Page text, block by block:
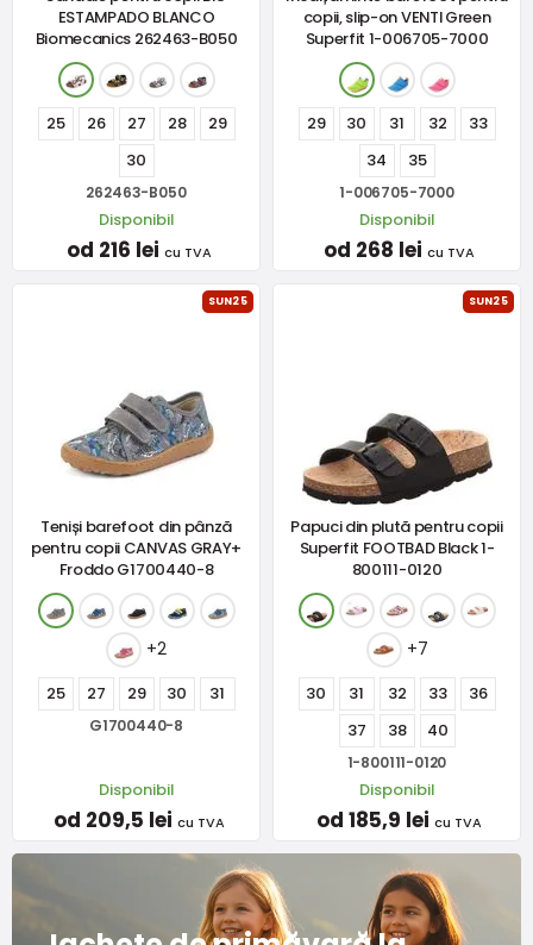
ESTAMPADO BLANCO
Biomecanics 262463-B050
25 26 27 28
29
30
262463-B050
Disponibil
od 216 lei cu TVA
copii, slip-on VENTI Green
Superfit 1-006705-7000
29 30 31 32
33
34
35
1-006705-7000
Disponibil
od 268 lei cu TVA
SUN25
Teniși barefoot din pânză
pentru copii CANVAS GRAY+
Froddo G1700440-8
+2
25 27 29 30 31
G1700440-8
Disponibil
od 209,5 lei cu TVA
SUN25
Papuci din plută pentru copii
Superfit FOOTBAD Black 1-
800111-0120
+7
30 31 32 33
36
37
38 40
1-800111-0120
Disponibil
od 185,9 lei cu TVA